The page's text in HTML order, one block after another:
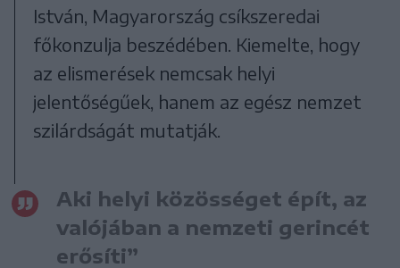
István, Magyarország csíkszeredai
főkonzulja beszédében. Kiemelte, hogy
az elismerések nemcsak helyi
jelentőségűek, hanem az egész nemzet
szilárdságát mutatják.
Aki helyi közösséget épít, az
valójában a nemzeti gerincét
erősíti”